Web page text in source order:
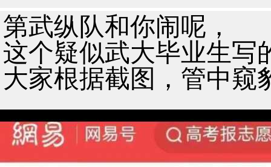
第武纵队和你闹呢，
这个疑似武大毕业生写
大家根据截图，管中窥